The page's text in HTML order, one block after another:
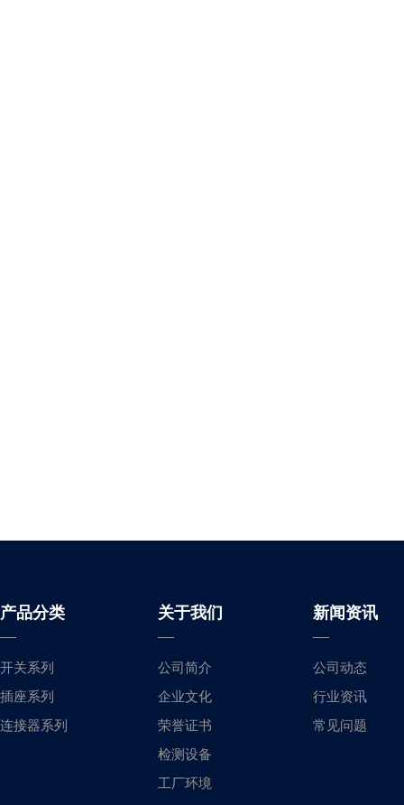
产品分类
开关系列
插座系列
连接器系列
关于我们
公司简介
企业文化
荣誉证书
检测设备
工厂环境
新闻资讯
公司动态
行业资讯
常见问题